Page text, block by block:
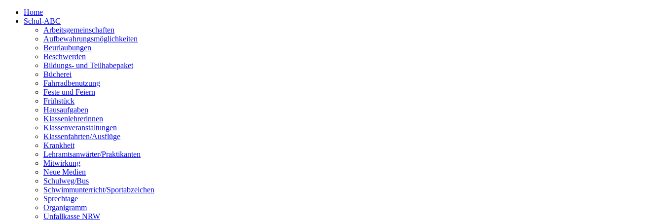
Home
Schul-ABC
Arbeitsgemeinschaften
Aufbewahrungsmöglichkeiten
Beurlaubungen
Beschwerden
Bildungs- und Teilhabepaket
Bücherei
Fahrradbenutzung
Feste und Feiern
Frühstück
Hausaufgaben
Klassenlehrerinnen
Klassenveranstaltungen
Klassenfahrten/Ausflüge
Krankheit
Lehramtsanwärter/Praktikanten
Mitwirkung
Neue Medien
Schulweg/Bus
Schwimmunterricht/Sportabzeichen
Sprechtage
Organigramm
Unfallkasse NRW